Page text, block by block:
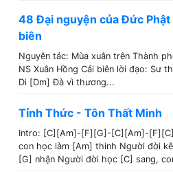
48 Đại nguyện của Đức Phật
biên
Nguyên tác: Mùa xuân trên Thành
NS Xuân Hồng Cải biên lời đạo: Sư
Di [Dm] Đà vì thương...
Tỉnh Thức - Tôn Thất Minh
Intro: [C][Am]-[F][G]-[C][Am]-
con học làm [Am] thinh Người đời
[G] nhận Người đời học [C] sang,